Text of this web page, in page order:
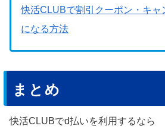
快活CLUBで割引クーポン・キャ
になる方法
まとめ
快活CLUBでd払いを利用するなら